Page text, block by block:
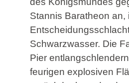
Stannis Baratheon an,
Schwarzwasser. Die
Pier
feurigen explosiven